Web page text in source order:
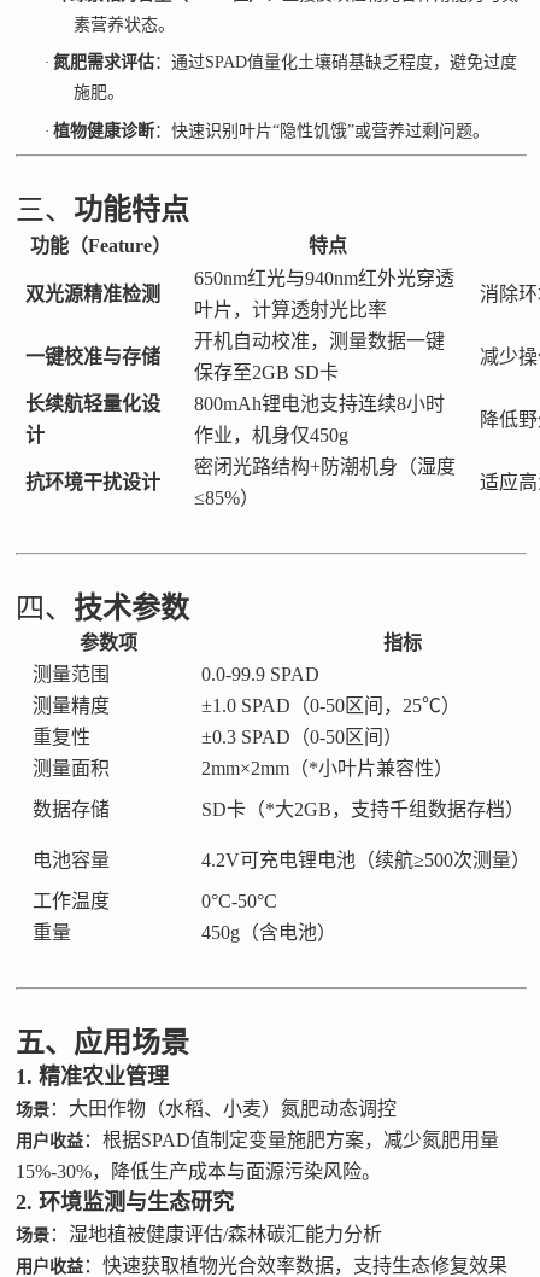
素营养状态。
·氮肥需求评估：通过SPAD值量化土壤硝基缺乏程度，避免过度
施肥。
·植物健康诊断：快速识别叶片“隐性饥饿”或营养过剩问题。
三、 功能特点
功能（Feature） 特点
双光源精准检测
650nm红光与940nm红外光穿透
叶片，计算透射光比率
消除
一键校准与存储
开机自动校准，测量数据一键
保存至2GB SD卡
减少
长续航轻量化设
计
800mAh锂电池支持连续8小时
作业，机身仅450g
降低
抗环境干扰设计
密闭光路结构+防潮机身（湿度
≤85%）
适应
四、 技术参数
参数项
指标
测量范围
0.0-99.9 SPAD
测量精度
±1.0 SPAD（0-50区间，25℃）
重复性
±0.3 SPAD（0-50区间）
测量面积
2mm×2mm（*小叶片兼容性）
数据存储
SD卡（*大2GB，支持千组数据存档）
电池容量
4.2V可充电锂电池（续航≥500次测量）
工作温度
0°C-50°C
重量
450g（含电池）
五、应用场景
1. 精准农业管理
场景 ：大田作物（水稻、小麦）氮肥动态调控
用户收益 ：根据SPAD值制定变量施肥方案，减少氮肥用量
15%-30%，降低生产成本与面源污染风险。
2. 环境监测与生态研究
场景 ：湿地植被健康评估/森林碳汇能力分析
用户收益 ：快速获取植物光合效率数据，支持生态修复效果